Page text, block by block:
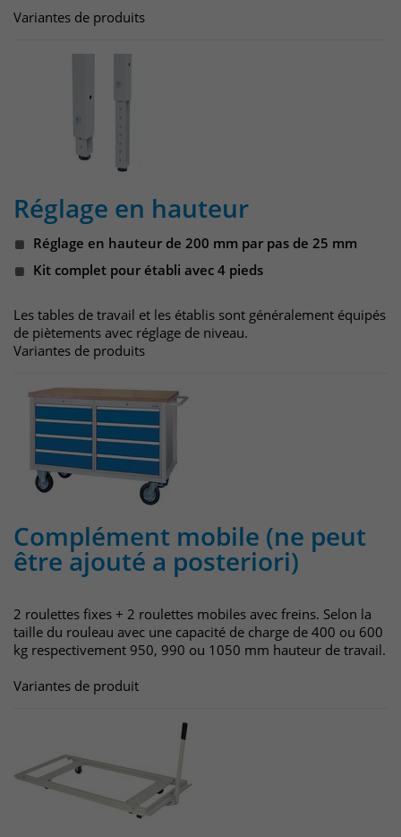
Variantes de produits
Réglage en hauteur
Réglage en hauteur de 200 mm par pas de 25 mm
Kit complet pour établi avec 4 pieds
Les tables de travail et les établis sont généralement équipés
de piètements avec réglage de niveau.
Variantes de produits
Complément mobile (ne peut
être ajouté a posteriori)
2 roulettes fixes + 2 roulettes mobiles avec freins. Selon la
taille du rouleau avec une capacité de charge de 400 ou 600
kg respectivement 950, 990 ou 1050 mm hauteur de travail.
Variantes de produit